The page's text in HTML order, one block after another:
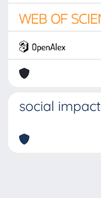
social impact